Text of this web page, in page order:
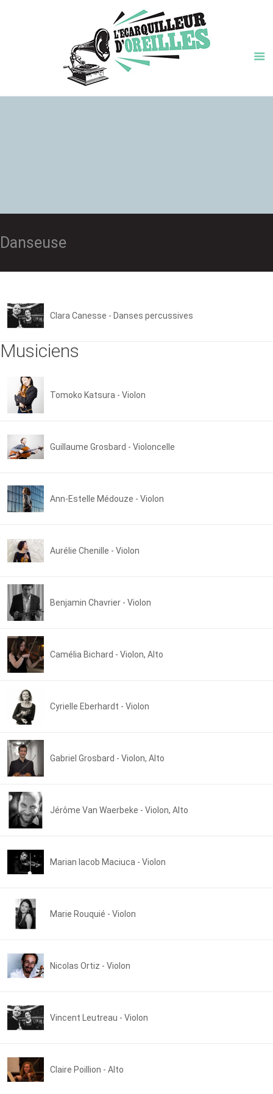
Danseuse
Clara Canesse - Danses percussives
Musiciens
Tomoko Katsura - Violon
Guillaume Grosbard - Violoncelle
Ann-Estelle Médouze - Violon
Aurélie Chenille - Violon
Benjamin Chavrier - Violon
Camélia Bichard - Violon, Alto
Cyrielle Eberhardt - Violon
Gabriel Grosbard - Violon, Alto
Jérôme Van Waerbeke - Violon, Alto
Marian Iacob Maciuca - Violon
Marie Rouquié - Violon
Nicolas Ortiz - Violon
Vincent Leutreau - Violon
Claire Poillion - Alto